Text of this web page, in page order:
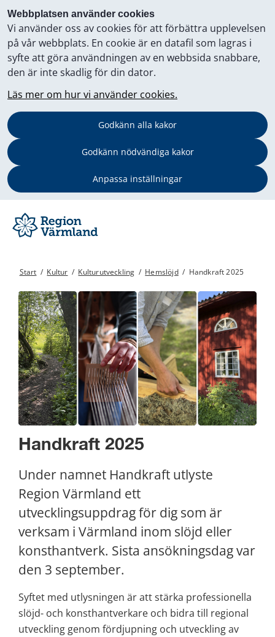
Webbplatsen använder cookies
Vi använder oss av cookies för att förbättra upplevelsen
på vår webbplats. En cookie är en datafil som lagras i
syfte att göra användningen av en webbsida snabbare,
den är inte skadlig för din dator.
Läs mer om hur vi använder cookies.
Godkänn alla kakor
Godkänn nödvändiga kakor
Anpassa inställningar
Start / Kultur / Kulturutveckling / Hemslöjd / Handkraft 2025
Handkraft 2025
Under namnet Handkraft utlyste
Region Värmland ett
utvecklingsuppdrag för dig som är
verksam i Värmland inom slöjd eller
konsthantverk. Sista ansökningsdag var
den 3 september.
Syftet med utlysningen är att stärka professionella
slöjd- och konsthantverkare och bidra till regional
utveckling genom fördjupning och utveckling av